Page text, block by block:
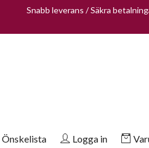
Snabb leverans / Säkra
Önskelista Logga in